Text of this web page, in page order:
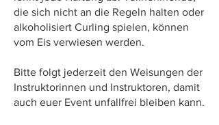
die sich nicht an die Regeln halten oder
alkoholisiert Curling spielen, können
vom Eis verwiesen werden.
Bitte folgt jederzeit den Weisungen der
Instruktorinnen und Instruktoren, damit
auch euer Event unfallfrei bleiben kann.